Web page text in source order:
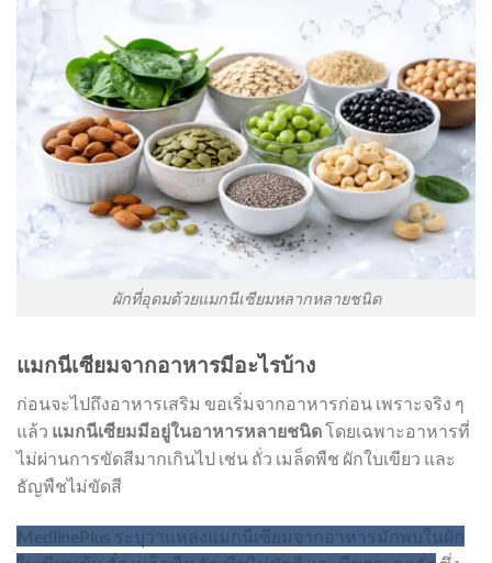
ผักที่อุดมด้วยแมกนีเซียมหลากหลายชนิด
แมกนีเซียมจากอาหารมีอะไรบ้าง
ก่อนจะไปถึงอาหารเสริม ขอเริ่มจากอาหารก่อน เพราะจริง ๆ
แล้ว แมกนีเซียมมีอยู่ในอาหารหลายชนิดโดยเฉพาะอาหารที่
ไม่ผ่านการขัดสีมากเกินไป เช่น ถั่ว เมล็ดพืช ผักใบเขียว และ
ธัญพืชไม่ขัดสี
MedlinePlus ระบุว่าแหล่งแมกนีเซียมจากอาหารมักพบในผัก